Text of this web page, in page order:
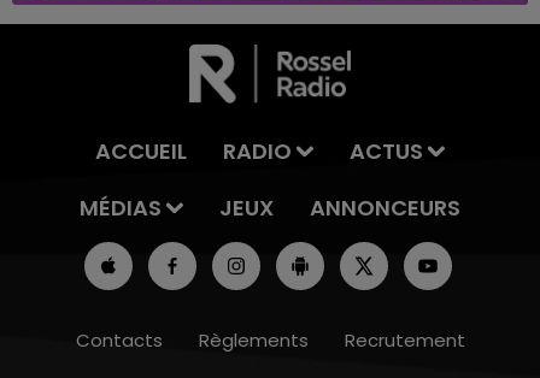
ACCUEIL RADIO
ACTUS
MÉDIAS
JEUX ANNONCEURS
Contacts Règlements Recrutement